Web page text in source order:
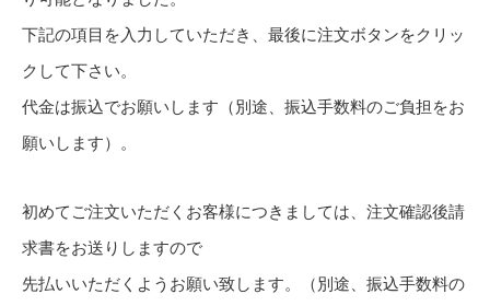
下記の項目を入力していただき、最後に注文ボタンをクリッ
クして下さい。
代金は振込でお願いします（別途、振込手数料のご負担をお
願いします）。
初めてご注文いただくお客様につきましては、注文確認後請
求書をお送りしますので
先払いいただくようお願い致します。（別途、振込手数料の